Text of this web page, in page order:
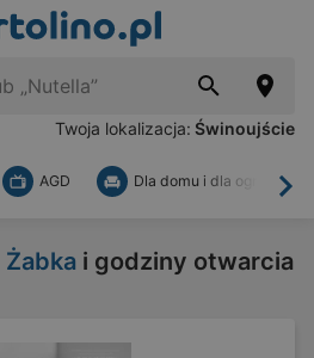
Twoja lokalizacja: Świnoujście
AGD Dla domu i dla ogrodu
Żabka i godziny otwarcia